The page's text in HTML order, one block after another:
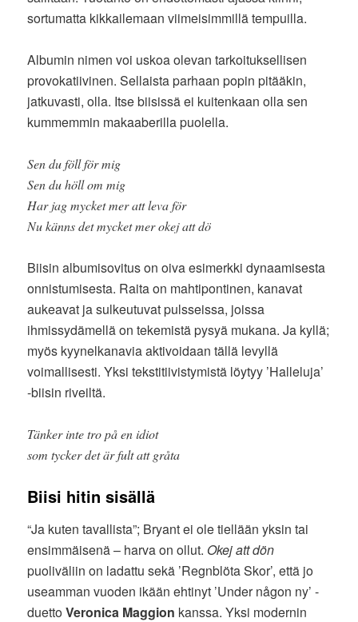
sortumatta kikkailemaan viimeisimmillä tempuilla.
Albumin nimen voi uskoa olevan tarkoituksellisen
provokatiivinen. Sellaista parhaan popin pitääkin,
jatkuvasti, olla. Itse biisissä ei kuitenkaan olla sen
kummemmin makaaberilla puolella.
Sen du föll för mig
Sen du höll om mig
Har jag mycket mer att leva för
Nu känns det mycket mer okej att dö
Biisin albumisovitus on oiva esimerkki dynaamisesta
onnistumisesta. Raita on mahtipontinen, kanavat
aukeavat ja sulkeutuvat pulsseissa, joissa
ihmissydämellä on tekemistä pysyä mukana. Ja kyllä;
myös kyynelkanavia aktivoidaan tällä levyllä
voimallisesti. Yksi tekstitiivistymistä löytyy ’Halleluja’
-biisin riveiltä.
Tänker inte tro på en idiot
som tycker det är fult att gråta
Biisi hitin sisällä
“Ja kuten tavallista”; Bryant ei ole tiellään yksin tai
ensimmäisenä – harva on ollut. Okej att dön
puoliväliin on ladattu sekä ’Regnblöta Skor’, että jo
useamman vuoden ikään ehtinyt ’Under någon ny’ -
duettoVeronica Maggion kanssa. Yksi modernin